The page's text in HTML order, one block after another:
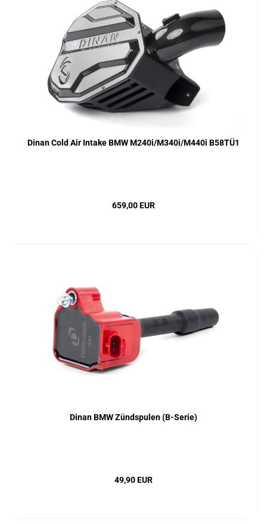
Dinan Cold Air Intake BMW M240i/M340i/M440i B58TÜ1
659,00 EUR
Dinan BMW Zündspulen (B-Serie)
49,90 EUR